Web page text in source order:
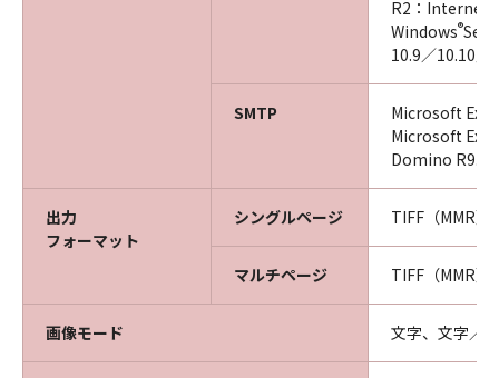
R2：Internet
Windows®
10.9／10.10
SMTP
Microsoft
Microsoft
Domino R9.0
出力
フォーマット
シングルページ TIFF（MMR）
マルチページ TIFF（MMR）
画像モード 文字、文字／